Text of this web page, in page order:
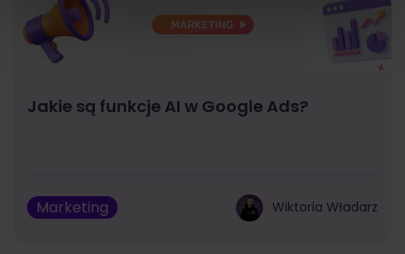
Jakie są funkcje AI w Google Ads?
Marketing Wiktoria Władarz